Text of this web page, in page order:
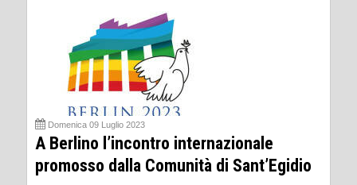
Domenica 09 Luglio 2023
A Berlino l’incontro internazionale
promosso dalla Comunità di Sant’Egidio